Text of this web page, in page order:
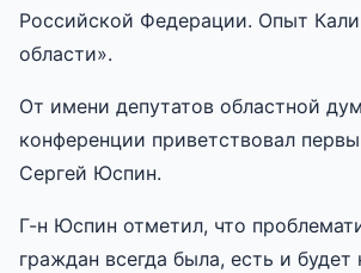
Российской Федерации. Опыт
области».
От имени депутатов областной
конференции приветствовал
Сергей Юспин.
Г-н Юспин отметил, что
граждан всегда была, есть и